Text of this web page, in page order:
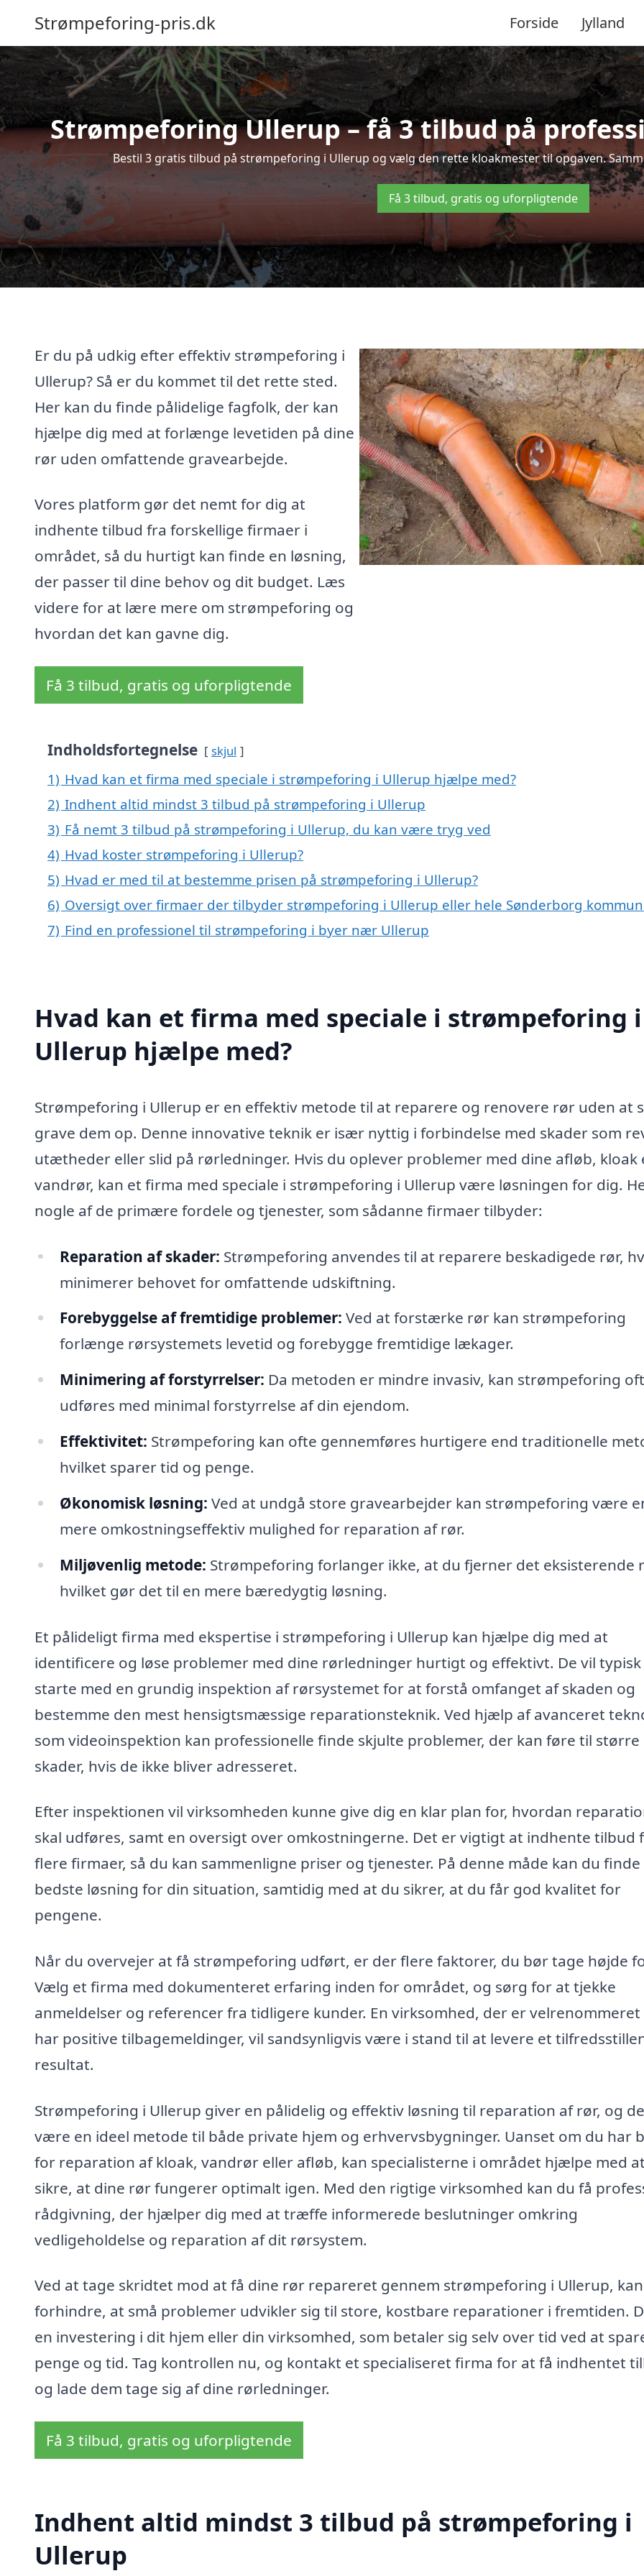
Strømpeforing-pris.dk Forside Jylland
Strømpeforing Ullerup – få 3 tilbud på
Bestil 3 gratis tilbud på strømpeforing i Ullerup og vælg den rette kloakmester til opgaven.
Få 3 tilbud, gratis og uforpligtende
Er du på udkig efter effektiv strømpeforing i
Ullerup? Så er du kommet til det rette sted.
Her kan du finde pålidelige fagfolk, der kan
hjælpe dig med at forlænge levetiden på dine
rør uden omfattende gravearbejde.
Vores platform gør det nemt for dig at
indhente tilbud fra forskellige firmaer i
området, så du hurtigt kan finde en løsning,
der passer til dine behov og dit budget. Læs
videre for at lære mere om strømpeforing og
hvordan det kan gavne dig.
Få 3 tilbud, gratis og uforpligtende
Indholdsfortegnelse skjul
1) Hvad kan et firma med speciale i strømpeforing i Ullerup hjælpe med?
2) Indhent altid mindst 3 tilbud på strømpeforing i Ullerup
3) Få nemt 3 tilbud på strømpeforing i Ullerup, du kan være tryg ved
4) Hvad koster strømpeforing i Ullerup?
5) Hvad er med til at bestemme prisen på strømpeforing i Ullerup?
6) Oversigt over firmaer der tilbyder strømpeforing i Ullerup eller hele Sønderborg
7) Find en professionel til strømpeforing i byer nær Ullerup
Hvad kan et firma med speciale i strømpeforing i
Ullerup hjælpe med?
Strømpeforing i Ullerup er en effektiv metode til at reparere og renovere rør uden at
grave dem op. Denne innovative teknik er især nyttig i forbindelse med skader som
utætheder eller slid på rørledninger. Hvis du oplever problemer med dine afløb, kloak
vandrør, kan et firma med speciale i strømpeforing i Ullerup være løsningen for dig.
nogle af de primære fordele og tjenester, som sådanne firmaer tilbyder:
Reparation af skader: Strømpeforing anvendes til at reparere beskadigede rør,
minimerer behovet for omfattende udskiftning.
Forebyggelse af fremtidige problemer: Ved at forstærke rør kan strømpeforing
forlænge rørsystemets levetid og forebygge fremtidige lækager.
Minimering af forstyrrelser: Da metoden er mindre invasiv, kan strømpeforing
udføres med minimal forstyrrelse af din ejendom.
Effektivitet: Strømpeforing kan ofte gennemføres hurtigere end traditionelle
hvilket sparer tid og penge.
Økonomisk løsning: Ved at undgå store gravearbejder kan strømpeforing være
mere omkostningseffektiv mulighed for reparation af rør.
Miljøvenlig metode: Strømpeforing forlanger ikke, at du fjerner det eksisterende
hvilket gør det til en mere bæredygtig løsning.
Et pålideligt firma med ekspertise i strømpeforing i Ullerup kan hjælpe dig med at
identificere og løse problemer med dine rørledninger hurtigt og effektivt. De vil typisk
starte med en grundig inspektion af rørsystemet for at forstå omfanget af skaden og
bestemme den mest hensigtsmæssige reparationsteknik. Ved hjælp af avanceret
som videoinspektion kan professionelle finde skjulte problemer, der kan føre til større
skader, hvis de ikke bliver adresseret.
Efter inspektionen vil virksomheden kunne give dig en klar plan for, hvordan
skal udføres, samt en oversigt over omkostningerne. Det er vigtigt at indhente tilbud
flere firmaer, så du kan sammenligne priser og tjenester. På denne måde kan du
bedste løsning for din situation, samtidig med at du sikrer, at du får god kvalitet for
pengene.
Når du overvejer at få strømpeforing udført, er der flere faktorer, du bør tage højde
Vælg et firma med dokumenteret erfaring inden for området, og sørg for at tjekke
anmeldelser og referencer fra tidligere kunder. En virksomhed, der er
har positive tilbagemeldinger, vil sandsynligvis være i stand til at levere et
resultat.
Strømpeforing i Ullerup giver en pålidelig og effektiv løsning til reparation af rør, og
være en ideel metode til både private hjem og erhvervsbygninger. Uanset om du har
for reparation af kloak, vandrør eller afløb, kan specialisterne i området hjælpe med
sikre, at dine rør fungerer optimalt igen. Med den rigtige virksomhed kan du få
rådgivning, der hjælper dig med at træffe informerede beslutninger omkring
vedligeholdelse og reparation af dit rørsystem.
Ved at tage skridtet mod at få dine rør repareret gennem strømpeforing i Ullerup,
forhindre, at små problemer udvikler sig til store, kostbare reparationer i fremtiden.
en investering i dit hjem eller din virksomhed, som betaler sig selv over tid ved at
penge og tid. Tag kontrollen nu, og kontakt et specialiseret firma for at få indhentet
og lade dem tage sig af dine rørledninger.
Få 3 tilbud, gratis og uforpligtende
Indhent altid mindst 3 tilbud på strømpeforing i
Ullerup